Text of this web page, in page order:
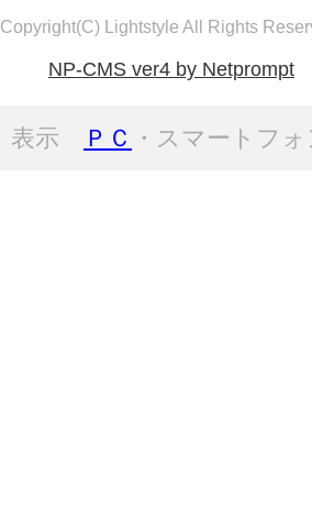
Copyright(C) Lightstyle All Rights
NP-CMS ver4 by Netprompt
表示 ＰＣ ・スマートフ